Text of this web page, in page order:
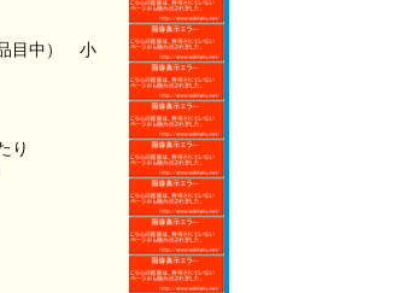
目中） 小
り